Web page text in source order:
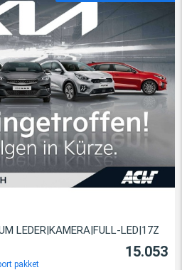
LEDER|KAMERA|FULL-LED|17Z
pakket
15.053